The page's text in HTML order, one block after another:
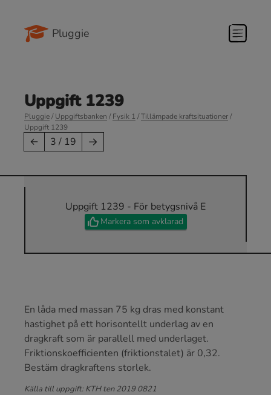
Pluggie
Uppgift 1239
Pluggie/Uppgiftsbanken /Fysik 1 /Tillämpade kraftsituationer/
Uppgift 1239
← 3 / 19 →
Uppgift 1239 - För betygsnivå E
Markera som avklarad
En låda med massan 75 kg dras med konstant
hastighet på ett horisontellt underlag av en
dragkraft som är parallell med underlaget.
Friktionskoefficienten (friktionstalet) är 0,32.
Bestäm dragkraftens storlek.
Källa till uppgift: KTH ten 2019 0821